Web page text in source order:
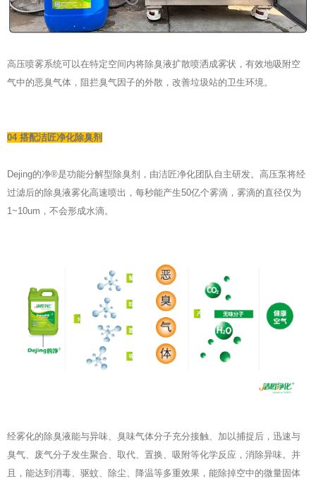
高压喷雾系统可以在特定空间内将除臭液扩散喷洒成雾状，有效地吸附空
气中的恶臭气体，阻拦臭气因子的外散，改善垃圾站的卫生环境。
04 搭配洁匠净化除臭剂
Dejing的净®是功能分解型除臭剂，由洁匠净化团队自主研发。高压泵将经
过滤后的除臭液雾化高速喷出，每秒能产生50亿个雾滴，雾滴的直径仅为
1~10um，不会形成水滴。
经雾化的除臭液能与异味、臭味气体分子充分接触、加以捕捉后，迅速与
臭气、废气分子发生聚合、取代、置换、吸附等化学反应，消除异味。并
且，能达到消毒、驱蚊、除尘、降温等多重效果，能除掉空中的微量固体